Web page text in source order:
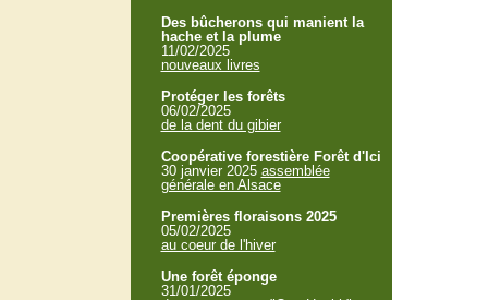
Des bûcherons qui manient la
hache et la plume
11/02/2025
nouveaux livres
Protéger les forêts
06/02/2025
de la dent du gibier
Coopérative forestière Forêt d'Ici
30 janvier 2025 assemblée
générale en Alsace
Premières floraisons 2025
05/02/2025
au coeur de l'hiver
Une forêt éponge
31/01/2025